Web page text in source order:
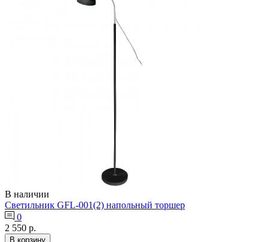
В наличии
Светильник GFL-001(2) напольный торшер
0
2 550 р.
В корзину